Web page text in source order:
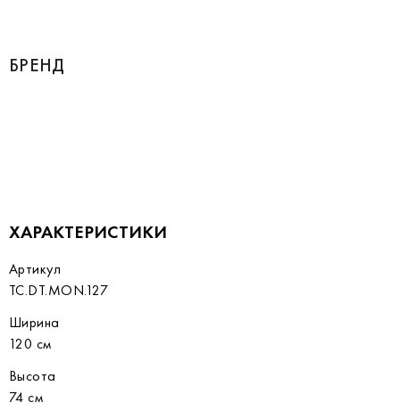
БРЕНД
ХАРАКТЕРИСТИКИ
Артикул
TC.DT.MON.127
Ширина
120 см
Высота
74 см